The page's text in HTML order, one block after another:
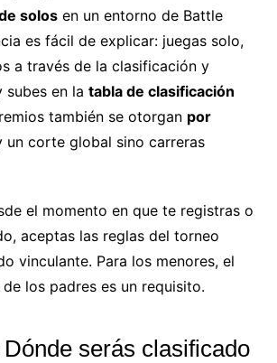
solosen un entorno de Battle
es fácil de explicar: juegas solo,
a través de la clasificación y
subes en la tabla de clasificación
también se otorgan por
un corte global sino carreras
el momento en que te registras o
aceptas las reglas del torneo
vinculante. Para los menores, el
los padres es un requisito.
serás clasificado